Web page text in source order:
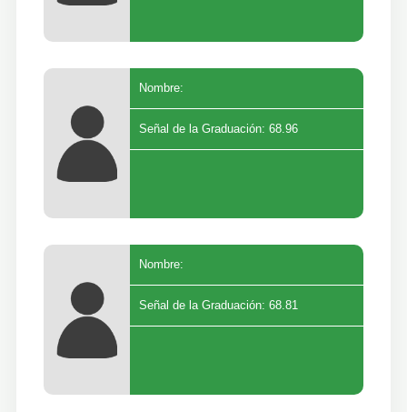
Nombre:
Señal de la Graduación: 68.96
Nombre:
Señal de la Graduación: 68.81